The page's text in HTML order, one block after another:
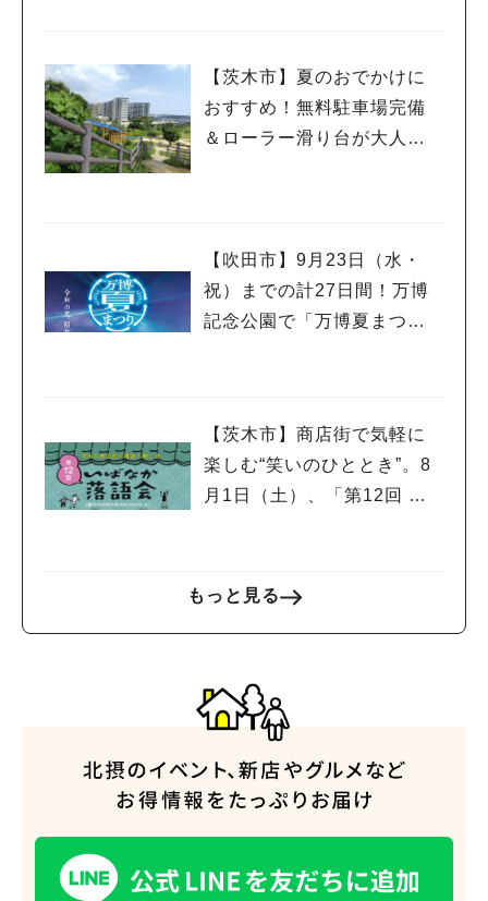
【茨木市】夏のおでかけに
おすすめ！無料駐車場完備
＆ローラー滑り台が大人気
【吹田市】9月23日（水・
祝）までの計27日間！万博
記念公園で「万博夏まつり2
【茨木市】商店街で気軽に
楽しむ“笑いのひととき”。8
月1日（土）、「第12回 い
もっと見る
#今週どこいく？
#教えたい／教えて投稿記事
#大阪学院大 商品開発プロジェクト